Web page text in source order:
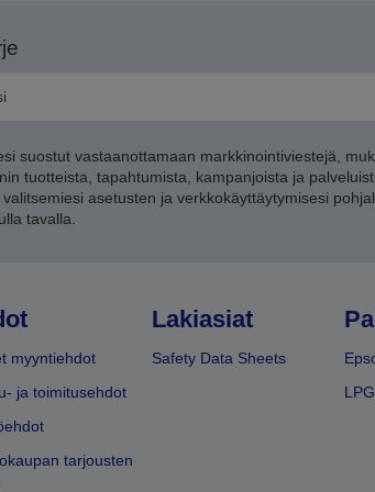
suostut vastaanottamaan markkinointiviestejä,
tuotteista, tapahtumista, kampanjoista ja
asetusten ja verkkokäyttäytymisesi
tavalla.
myyntiehdot
ja toimitusehdot
tarjousten
Lakiasiat
Safety Data Sheets